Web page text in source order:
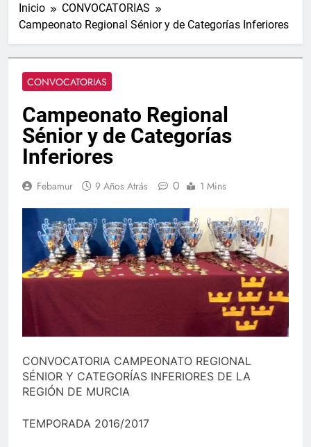
Inicio
CONVOCATORIAS
Campeonato Regional Sénior y de Categorías Inferiores
CONVOCATORIAS
Campeonato Regional
Sénior y de Categorías
Inferiores
Febamur 9 Años Atrás 0 1 Mins
CONVOCATORIA CAMPEONATO REGIONAL
SÉNIOR Y CATEGORÍAS INFERIORES DE LA
REGIÓN DE MURCIA
TEMPORADA 2016/2017